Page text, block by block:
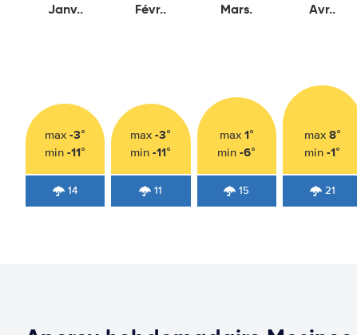
Janv..
max-3°
min-11°
14
Févr..
max-3°
min-11°
11
Mars.
max 1°
min-6°
15
Avr..
max 8°
min-1°
21